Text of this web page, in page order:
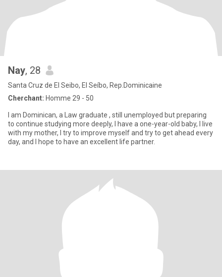
Nay, 28
Santa Cruz de El Seibo, El Seíbo, Rep.Dominicaine
Cherchant: Homme 29 - 50
I am Dominican, a Law graduate , still unemployed but preparing
to continue studying more deeply, I have a one-year-old baby, I live
with my mother, I try to improve myself and try to get ahead every
day, and I hope to have an excellent life partner.